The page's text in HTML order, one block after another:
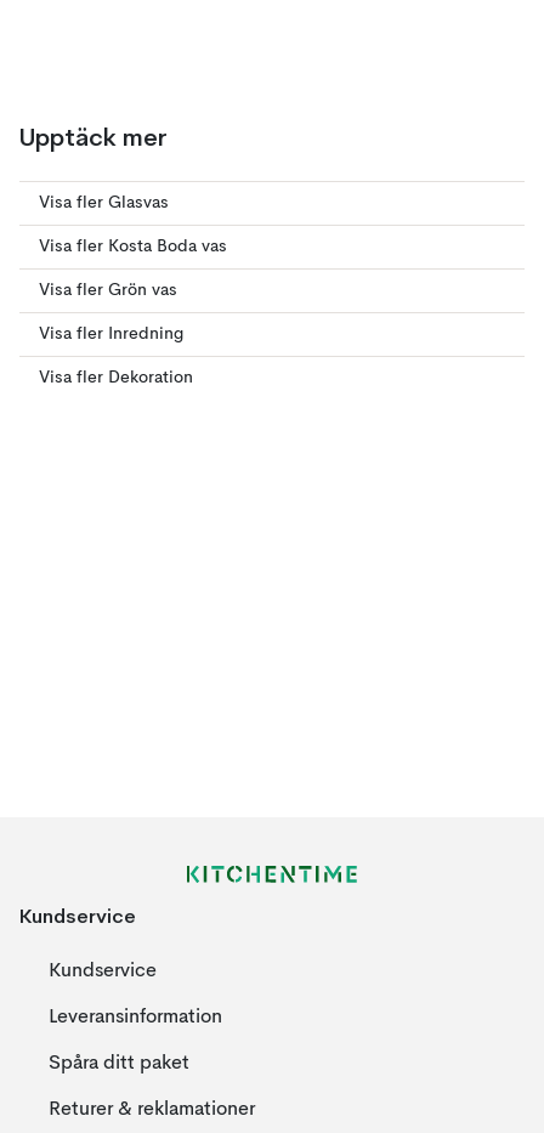
Upptäck mer
Visa fler Glasvas
Visa fler Kosta Boda vas
Visa fler Grön vas
Visa fler Inredning
Visa fler Dekoration
Kundservice
Kundservice
Leveransinformation
Spåra ditt paket
Returer & reklamationer